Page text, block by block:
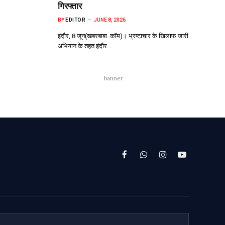
गिरफ्तार
BY EDITOR JUNE 8, 2026
इंदौर, 8 जून(खबरबाबा. कॉम)। भ्रष्टाचार के खिलाफ जारी
अभियान के तहत इंदौर…
banner
FacebookWhatsAppInstagramYouTube